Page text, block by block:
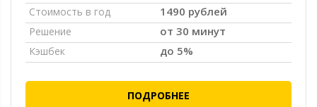
Стоимость в год 1490 рублей
Решение от 30 минут
Кэшбек до 5%
ПОДРОБНЕЕ